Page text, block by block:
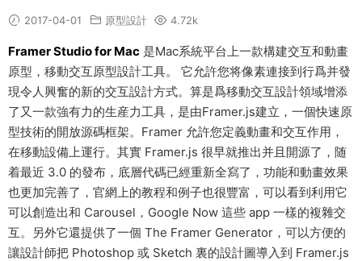
2017-04-01 原型設計 4.72k
Framer Studio for Mac 是Mac系統平台上一款構建交互和動畫
原型，移動交互原型設計工具。 它允許您将像素連接到行爲并發
現令人興奮的新的交互設計方式。算是爲移動交互設計領域增添
了又一款強有力的生産力工具，是由Framer.js建立，一個快速原
型技術的開放源碼框架。Framer 允許您定義動畫和交互作用，
在移動設備上運行。其實 Framer.js 很早就推出并且開源了，随
着最近 3.0 的發布，底層代碼已經重新全寫了，功能和動畫效果
也更加完善了，官網上的教程和例子也很豐富，可以看到利用它
可以創造出和 Carousel，Google Now 這些 app 一樣的複雜交
互。另外它還提供了一個 The Framer Generator，可以方便的
讓設計師把 Photoshop 或 Sketch 裏的設計圖導入到 Framer.js